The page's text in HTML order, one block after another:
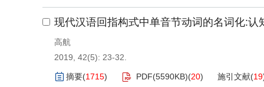
现代汉语回指构式中单音节动词的名词化:认
高航
2019, 42(5): 23-32.
摘要(1715) PDF(5590KB)(20) 施引文献(19